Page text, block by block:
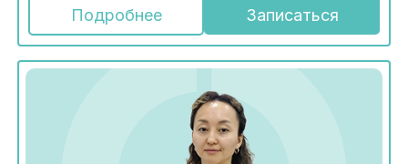
Подробнее Записаться